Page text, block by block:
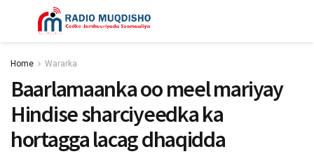
Home Wararka
Baarlamaanka oo meel mariyay
Hindise sharciyeedka ka
hortagga lacag dhaqidda